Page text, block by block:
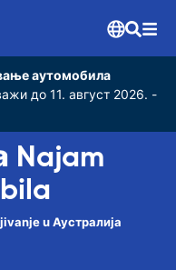
аутомобила
до 11. август 2026. -
Najam
u Аустралија